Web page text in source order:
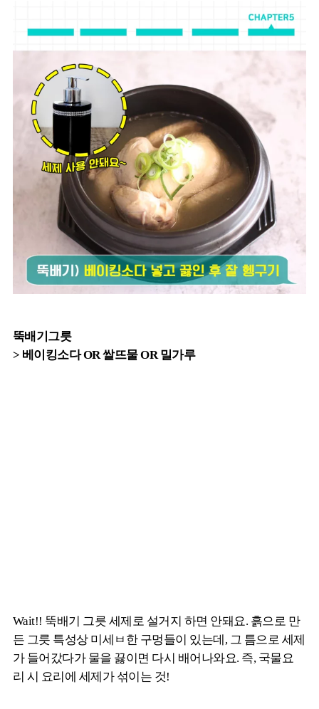
뚝배기그릇
> 베이킹소다 OR 쌀뜨물 OR 밀가루
Wait!! 뚝배기 그릇 세제로 설거지 하면 안돼요. 흙으로 만
든 그릇 특성상 미세ㅂ한 구멍들이 있는데, 그 틈으로 세제
가 들어갔다가 물을 끓이면 다시 배어나와요. 즉, 국물요
리 시 요리에 세제가 섞이는 것!